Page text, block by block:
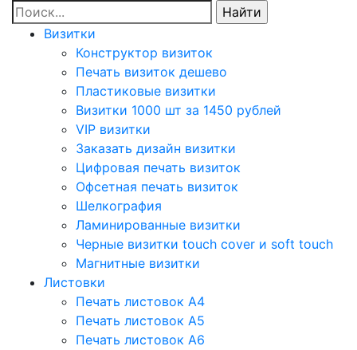
Визитки
Конструктор визиток
Печать визиток дешево
Пластиковые визитки
Визитки 1000 шт за 1450 рублей
VIP визитки
Заказать дизайн визитки
Цифровая печать визиток
Офсетная печать визиток
Шелкография
Ламинированные визитки
Черные визитки touch cover и soft touch
Магнитные визитки
Листовки
Печать листовок А4
Печать листовок А5
Печать листовок А6